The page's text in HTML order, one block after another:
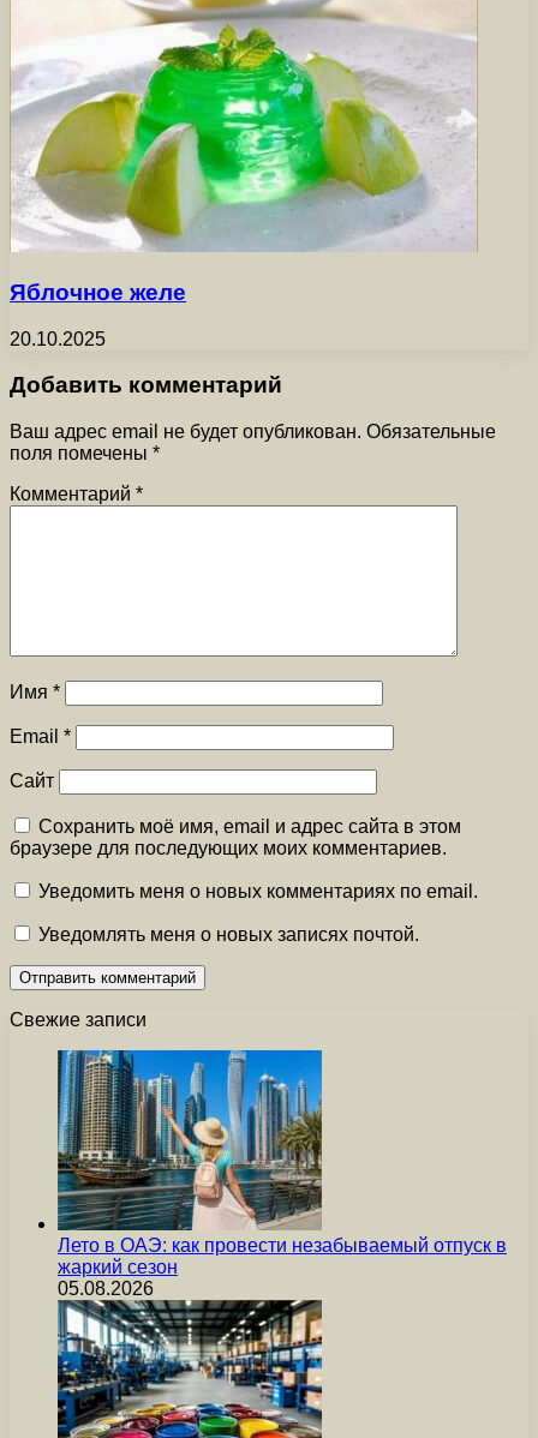
Яблочное желе
20.10.2025
Добавить комментарий
Ваш адрес email не будет опубликован. Обязательные
поля помечены *
Комментарий *
Имя *
Email *
Сайт
Сохранить моё имя, email и адрес сайта в этом
браузере для последующих моих комментариев.
Уведомить меня о новых комментариях по email.
Уведомлять меня о новых записях почтой.
Свежие записи
Лето в ОАЭ: как провести незабываемый отпуск в
жаркий сезон
05.08.2026